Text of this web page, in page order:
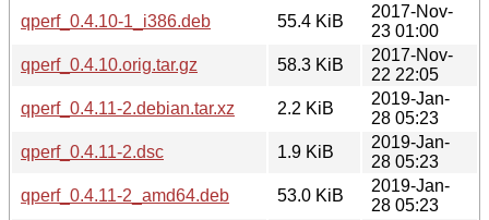
qperf_0.4.10-1_i386.deb
55.4 KiB
2017-Nov-
23 01:00
qperf_0.4.10.orig.tar.gz
58.3 KiB
2017-Nov-
22 22:05
qperf_0.4.11-2.debian.tar.xz
2.2 KiB
2019-Jan-
28 05:23
qperf_0.4.11-2.dsc
1.9 KiB
2019-Jan-
28 05:23
qperf_0.4.11-2_amd64.deb
53.0 KiB
2019-Jan-
28 05:23